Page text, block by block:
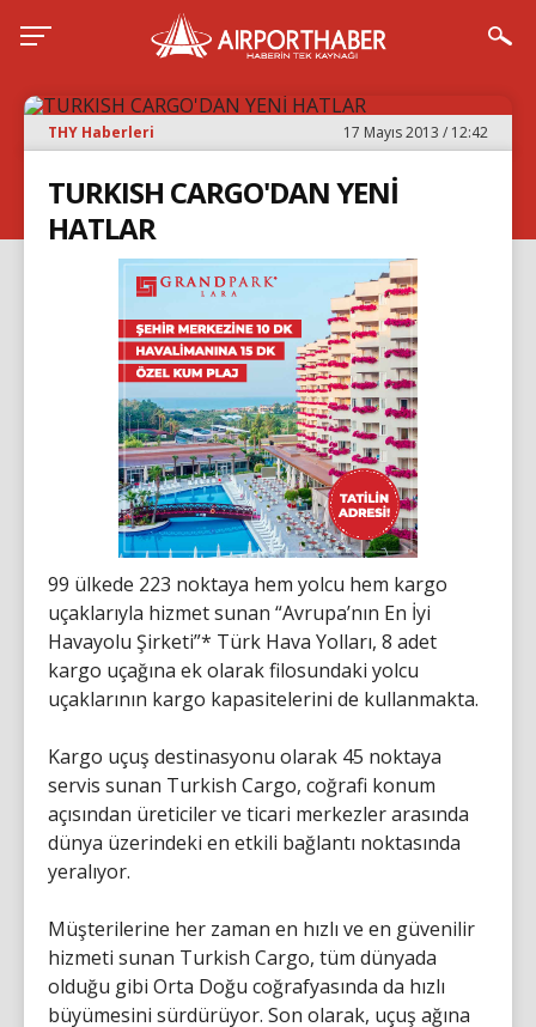
THY Haberleri 17 Mayıs 2013 / 12:42
TURKISH CARGO'DAN YENİ
HATLAR
99 ülkede 223 noktaya hem yolcu hem kargo
uçaklarıyla hizmet sunan “Avrupa’nın En İyi
Havayolu Şirketi”* Türk Hava Yolları, 8 adet
kargo uçağına ek olarak filosundaki yolcu
uçaklarının kargo kapasitelerini de kullanmakta.
Kargo uçuş destinasyonu olarak 45 noktaya
servis sunan Turkish Cargo, coğrafi konum
açısından üreticiler ve ticari merkezler arasında
dünya üzerindeki en etkili bağlantı noktasında
yeralıyor.
Müşterilerine her zaman en hızlı ve en güvenilir
hizmeti sunan Turkish Cargo, tüm dünyada
olduğu gibi Orta Doğu coğrafyasında da hızlı
büyümesini sürdürüyor. Son olarak, uçuş ağına